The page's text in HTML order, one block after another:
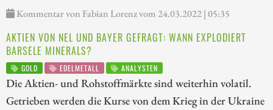
Kommentar von Fabian Lorenz vom 24.03.2022 | 05:35
AKTIEN VON NEL UND BAYER GEFRAGT: WANN EXPLODIERT
BARSELE MINERALS?
GOLD EDELMETALL ANALYSTEN
Die Aktien- und Rohstoffmärkte sind weiterhin volatil.
Getrieben werden die Kurse von dem Krieg in der Ukraine